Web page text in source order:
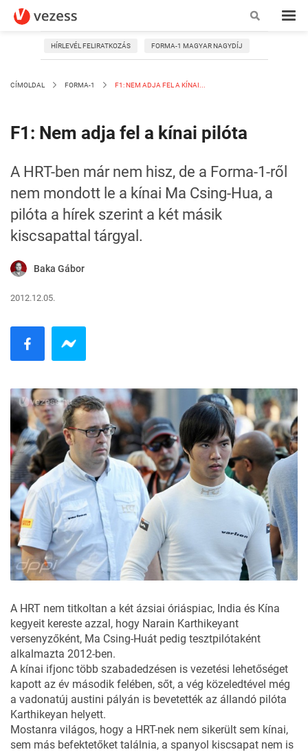
HÍRLEVÉL FELIRATKOZÁS FORMA-1 MAGYAR NAGYDÍJ
CÍMOLDAL FORMA-1 F1: NEM ADJA FEL A KÍNAI...
F1: Nem adja fel a kínai pilóta
A HRT-ben már nem hisz, de a Forma-1-ről
nem mondott le a kínai Ma Csing-Hua, a
pilóta a hírek szerint a két másik
kiscsapattal tárgyal.
Baka Gábor
2012.12.05.
A HRT nem titkoltan a két ázsiai óriáspiac, India és Kína
kegyeit kereste azzal, hogy Narain Karthikeyant
versenyzőként, Ma Csing-Huát pedig tesztpilótaként
alkalmazta 2012-ben.
A kínai ifjonc több szabadedzésen is vezetési lehetőséget
kapott az év második felében, sőt, a vég közeledtével még
a vadonatúj austini pályán is bevetették az állandó pilóta
Karthikeyan helyett.
Mostanra világos, hogy a HRT-nek nem sikerült sem kínai,
sem más befektetőket találnia, a spanyol kiscsapat nem is